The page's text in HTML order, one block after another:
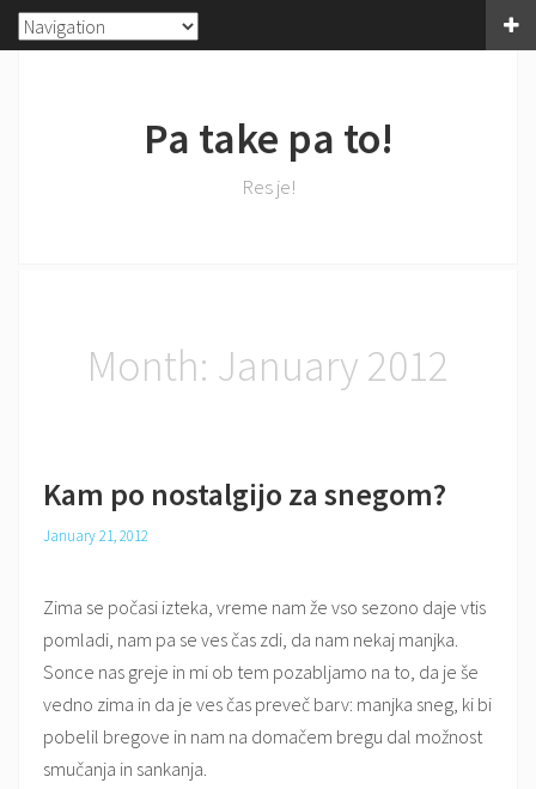
Pa take pa to!
Res je!
Month: January 2012
Kam po nostalgijo za snegom?
January 21, 2012
Zima se počasi izteka, vreme nam že vso sezono daje vtis
pomladi, nam pa se ves čas zdi, da nam nekaj manjka.
Sonce nas greje in mi ob tem pozabljamo na to, da je še
vedno zima in da je ves čas preveč barv: manjka sneg, ki bi
pobelil bregove in nam na domačem bregu dal možnost
smučanja in sankanja.